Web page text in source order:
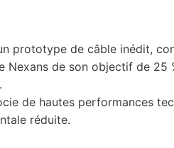
prototype de câble inédit,
Nexans de son objectif de 25
de hautes performances
réduite.